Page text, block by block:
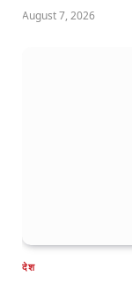
August 7, 2026
देश